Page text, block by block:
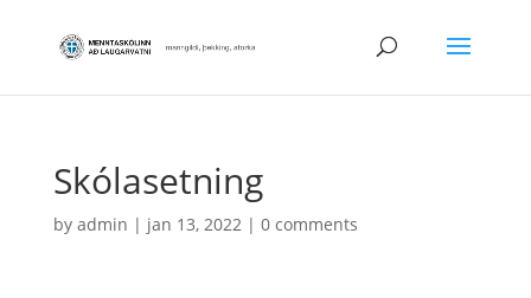
Skólasetning
by admin | jan 13, 2022| 0 comments